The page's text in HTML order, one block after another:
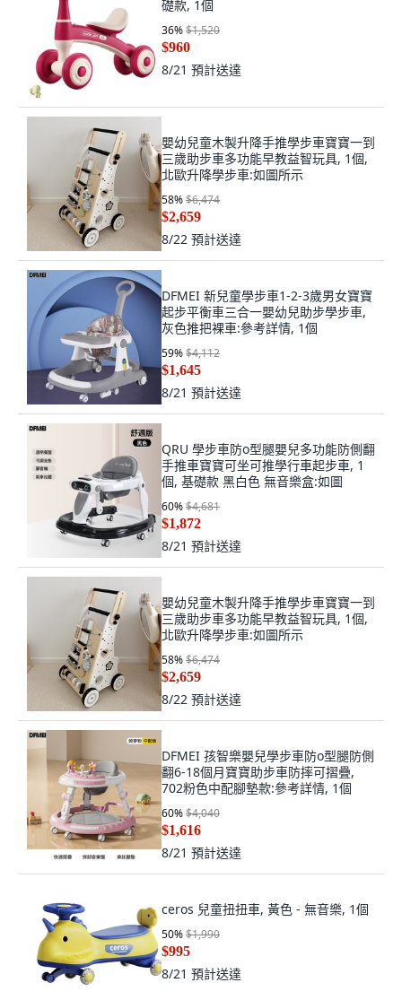
礎款, 1個
36%$1,520
$960
8/21 預計送達
嬰幼兒童木製升降手推學步車寶寶一到
三歲助步車多功能早教益智玩具, 1個,
北歐升降學步車:如圖所示
58%$6,474
$2,659
8/22 預計送達
DFMEI 新兒童學步車1-2-3歲男女寶寶
起步平衡車三合一嬰幼兒助步學步車,
灰色推把裸車:參考詳情, 1個
59%$4,112
$1,645
8/21 預計送達
QRU 學步車防o型腿嬰兒多功能防側翻
手推車寶寶可坐可推學行車起步車, 1
個, 基礎款 黑白色 無音樂盒:如圖
60%$4,681
$1,872
8/21 預計送達
嬰幼兒童木製升降手推學步車寶寶一到
三歲助步車多功能早教益智玩具, 1個,
北歐升降學步車:如圖所示
58%$6,474
$2,659
8/22 預計送達
DFMEI 孩智樂嬰兒學步車防o型腿防側
翻6-18個月寶寶助步車防摔可摺疊,
702粉色中配腳墊款:參考詳情, 1個
60%$4,040
$1,616
8/21 預計送達
ceros 兒童扭扭車, 黃色 - 無音樂, 1個
50%$1,990
$995
8/21 預計送達